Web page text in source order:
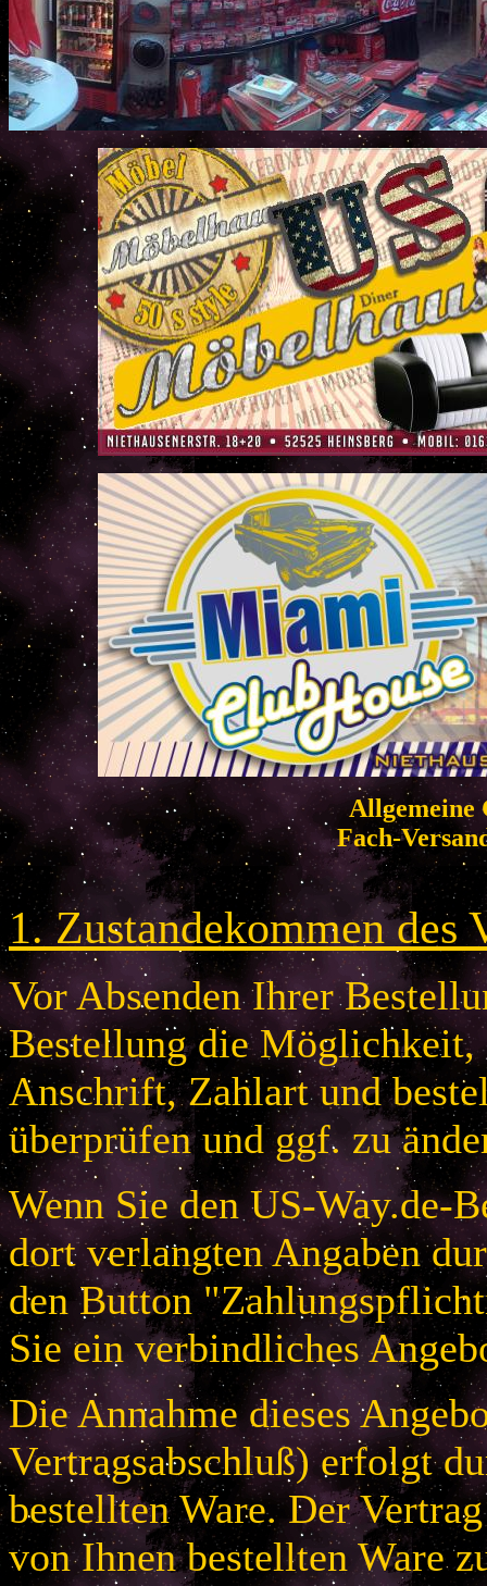
Allgemeine
Fach-
1. Zustandekommen des
Vor Absenden Ihrer
Bestellung die Möglichkeit,
Anschrift, Zahlart und
überprüfen und ggf. zu
Wenn Sie den US-Way.de-
dort verlangten Angaben
den Button
Sie ein verbindliches
Die Annahme dieses
Vertragsabschluß) erfolgt
bestellten Ware. Der
von Ihnen bestellten Ware